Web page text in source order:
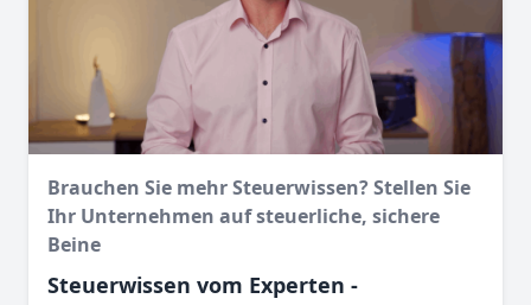
Brauchen Sie mehr Steuerwissen? Stellen Sie
Ihr Unternehmen auf steuerliche, sichere
Beine
Steuerwissen vom Experten -